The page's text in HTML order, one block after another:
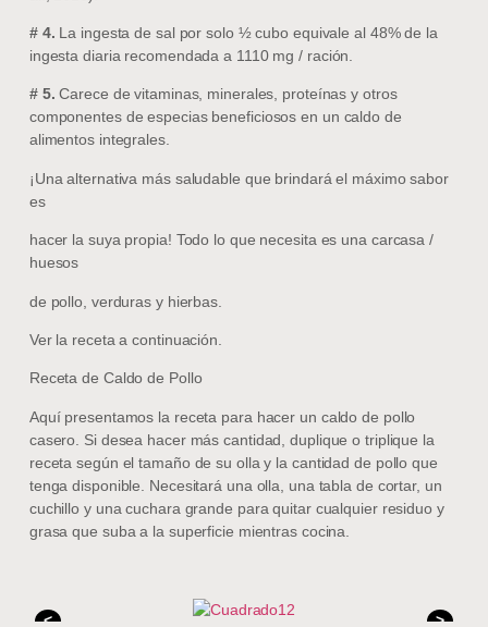
# 4. La ingesta de sal por solo ½ cubo equivale al 48% de la
ingesta diaria recomendada a 1110 mg / ración.
# 5. Carece de vitaminas, minerales, proteínas y otros
componentes de especias beneficiosos en un caldo de
alimentos integrales.
¡Una alternativa más saludable que brindará el máximo sabor
es
hacer la suya propia! Todo lo que necesita es una carcasa /
huesos
de pollo, verduras y hierbas.
Ver la receta a continuación.
Receta de Caldo de Pollo
Aquí presentamos la receta para hacer un caldo de pollo
casero. Si desea hacer más cantidad, duplique o triplique la
receta según el tamaño de su olla y la cantidad de pollo que
tenga disponible. Necesitará una olla, una tabla de cortar, un
cuchillo y una cuchara grande para quitar cualquier residuo y
grasa que suba a la superficie mientras cocina.
<
>